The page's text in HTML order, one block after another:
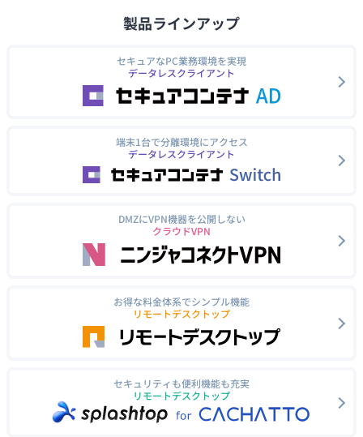
製品ラインアップ
セキュアなPC業務環境を実現
データレスクライアント
端末1台で分離環境にアクセス
データレスクライアント
DMZにVPN機器を公開しない
クラウドVPN
お得な料金体系でシンプル機能
リモートデスクトップ
セキュリティも便利機能も充実
リモートデスクトップ